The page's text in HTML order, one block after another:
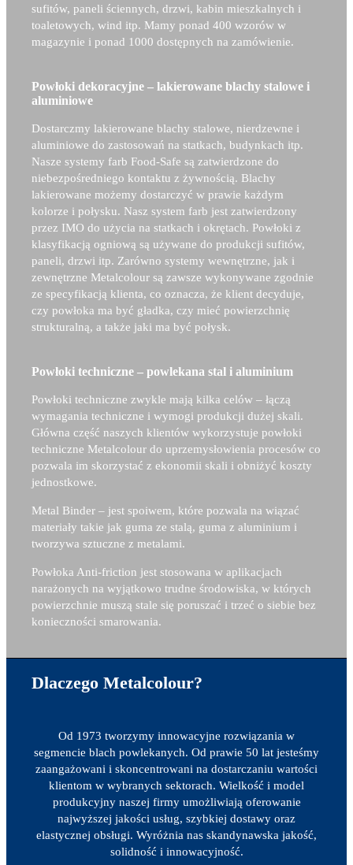
sufitów, paneli ściennych, drzwi, kabin mieszkalnych i
toaletowych, wind itp. Mamy ponad 400 wzorów w
magazynie i ponad 1000 dostępnych na zamówienie.
Powłoki dekoracyjne – lakierowane blachy stalowe i
aluminiowe
Dostarczmy lakierowane blachy stalowe, nierdzewne i
aluminiowe do zastosowań na statkach, budynkach itp.
Nasze systemy farb Food-Safe są zatwierdzone do
niebezpośredniego kontaktu z żywnością. Blachy
lakierowane możemy dostarczyć w prawie każdym
kolorze i połysku. Nasz system farb jest zatwierdzony
przez IMO do użycia na statkach i okrętach. Powłoki z
klasyfikacją ogniową są używane do produkcji sufitów,
paneli, drzwi itp. Zarówno systemy wewnętrzne, jak i
zewnętrzne Metalcolour są zawsze wykonywane zgodnie
ze specyfikacją klienta, co oznacza, że klient decyduje,
czy powłoka ma być gładka, czy mieć powierzchnię
strukturalną, a także jaki ma być połysk.
Powłoki techniczne – powlekana stal i aluminium
Powłoki techniczne zwykle mają kilka celów – łączą
wymagania techniczne i wymogi produkcji dużej skali.
Główna część naszych klientów wykorzystuje powłoki
techniczne Metalcolour do uprzemysłowienia procesów co
pozwala im skorzystać z ekonomii skali i obniżyć koszty
jednostkowe.
Metal Binder – jest spoiwem, które pozwala na wiązać
materiały takie jak guma ze stalą, guma z aluminium i
tworzywa sztuczne z metalami.
Powłoka Anti-friction jest stosowana w aplikacjach
narażonych na wyjątkowo trudne środowiska, w których
powierzchnie muszą stale się poruszać i trzeć o siebie bez
konieczności smarowania.
Dlaczego Metalcolour?
Od 1973 tworzymy innowacyjne rozwiązania w
segmencie blach powlekanych. Od prawie 50 lat jesteśmy
zaangażowani i skoncentrowani na dostarczaniu wartości
klientom w wybranych sektorach. Wielkość i model
produkcyjny naszej firmy umożliwiają oferowanie
najwyższej jakości usług, szybkiej dostawy oraz
elastycznej obsługi. Wyróżnia nas skandynawska jakość,
solidność i innowacyjność.